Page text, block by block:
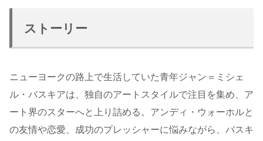
ストーリー
ニューヨークの路上で生活していた青年ジャン＝ミシェ
ル・バスキアは、独自のアートスタイルで注目を集め、ア
ート界のスターへと上り詰める。アンディ・ウォーホルと
の友情や恋愛、成功のプレッシャーに悩みながら、バスキ